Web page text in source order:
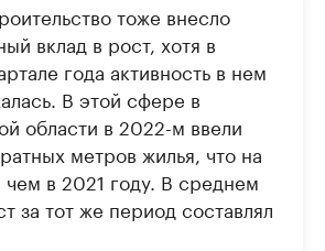
тоже внесло
вклад в рост, хотя в
года активность в нем
В этой сфере в
области в 2022-м ввели
метров жилья, что на
чем в 2021 году. В среднем
за тот же период составлял